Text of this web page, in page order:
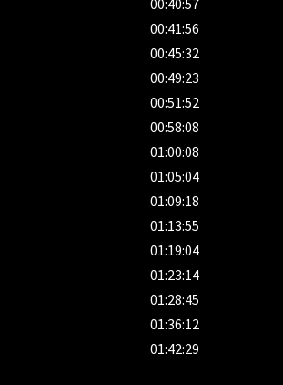
00:41:56
00:45:32
00:49:23
00:51:52
00:58:08
01:00:08
01:05:04
01:09:18
01:13:55
01:19:04
01:23:14
01:28:45
01:36:12
01:42:29